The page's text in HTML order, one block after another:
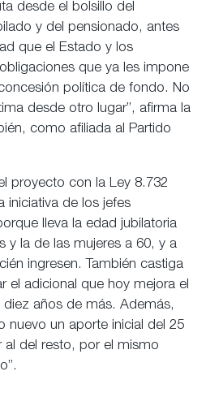
desde el bolsillo del
y del pensionado, antes
que el Estado y los
que ya les impone
política de fondo. No
desde otro lugar”, afirma la
como afiliada al Partido
proyecto con la Ley 8.732
iniciativa de los jefes
lleva la edad jubilatoria
y la de las mujeres a 60, y a
ingresen. También castiga
el adicional que hoy mejora el
años de más. Además,
nuevo un aporte inicial del 25
del resto, por el mismo